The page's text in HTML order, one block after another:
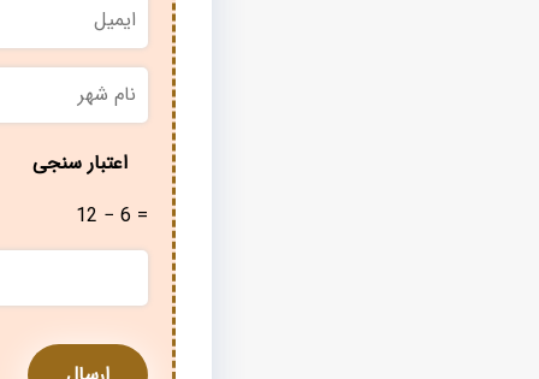
نام
شهر
اعتبار سنجی
12 − 6 =